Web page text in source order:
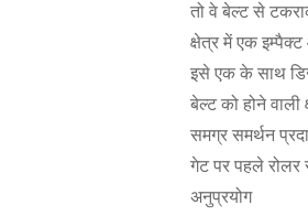
तो वे बेल्ट से
क्षेत्र में एक
इसे एक के साथ
बेल्ट को होने वाली
समग्र समर्थन
गेट पर पहले रोलर
अनुप्रयोग